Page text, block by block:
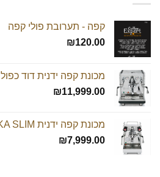
קפה - תערובת פולי קפה
₪120.00
מכונת קפה ידנית דוד כפול ECM - Synchronika
₪11,999.00
מכונת קפה ידנית ECM MECHANIKA SLIM
₪7,999.00